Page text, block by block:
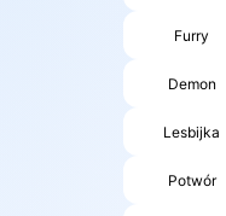
Furry
Demon
Lesbijka
Potwór